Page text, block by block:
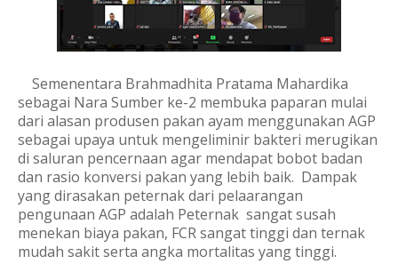
Semenentara Brahmadhita Pratama Mahardika
sebagai Nara Sumber ke-2 membuka paparan mulai
dari alasan produsen pakan ayam menggunakan AGP
sebagai upaya untuk mengeliminir bakteri merugikan
di saluran pencernaan agar mendapat bobot badan
dan rasio konversi pakan yang lebih baik. Dampak
yang dirasakan peternak dari pelaarangan
pengunaan AGP adalah Peternak sangat susah
menekan biaya pakan, FCR sangat tinggi dan ternak
mudah sakit serta angka mortalitas yang tinggi.